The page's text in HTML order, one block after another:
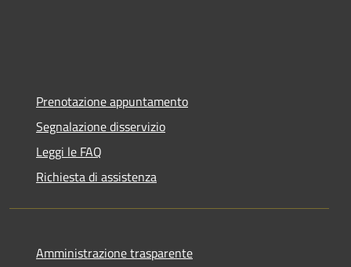
Prenotazione appuntamento
Segnalazione disservizio
Leggi le FAQ
Richiesta di assistenza
Amministrazione trasparente